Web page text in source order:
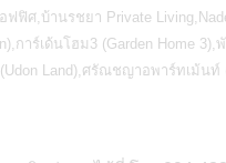
ฟิศ,บ้านรชยา Private
การ์เด้นโฮม3 (Garden Home
Land),ศรัณชญาอพาร์ทเม้นท์